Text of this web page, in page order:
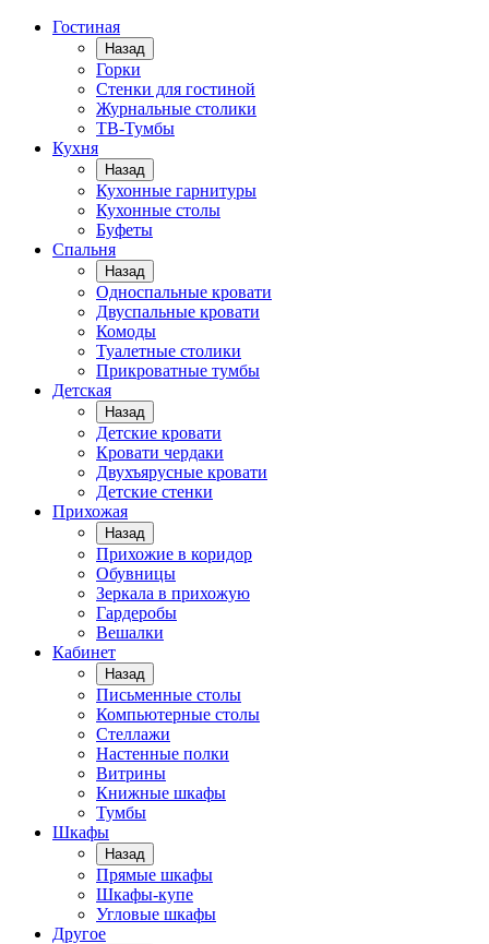
Гостиная
Назад
Горки
Стенки для гостиной
Журнальные столики
TВ-Тумбы
Кухня
Назад
Кухонные гарнитуры
Кухонные столы
Буфеты
Спальня
Назад
Односпальные кровати
Двуспальные кровати
Комоды
Туалетные столики
Прикроватные тумбы
Детская
Назад
Детские кровати
Кровати чердаки
Двухъярусные кровати
Детские стенки
Прихожая
Назад
Прихожие в коридор
Обувницы
Зеркала в прихожую
Гардеробы
Вешалки
Кабинет
Назад
Письменные столы
Компьютерные столы
Стеллажи
Настенные полки
Витрины
Книжные шкафы
Тумбы
Шкафы
Назад
Прямые шкафы
Шкафы-купе
Угловые шкафы
Другое